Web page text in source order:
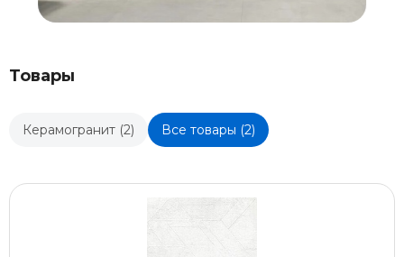
Товары
Керамогранит (2) Все товары (2)